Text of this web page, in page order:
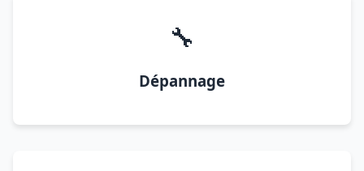
🔧
Dépannage